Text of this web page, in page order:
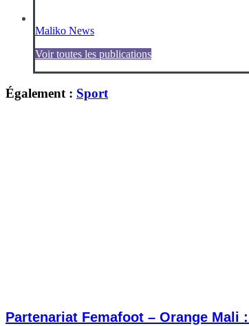
Maliko News
Voir toutes les publications
Également : Sport
Partenariat Femafoot – Orange